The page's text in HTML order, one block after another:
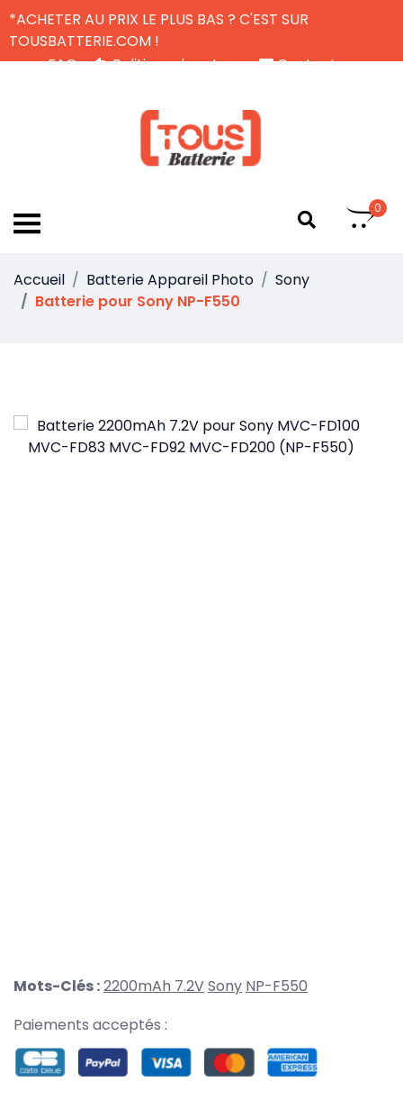
*ACHETER AU PRIX LE PLUS BAS ? C'EST SUR
TOUSBATTERIE.COM !
FAQ
Politique de retour
Contactez-nous
0
Accueil Batterie Appareil Photo
Sony
Batterie pour Sony NP-F550
Mots-Clés :2200mAh 7.2VSony NP-F550
Paiements acceptés :